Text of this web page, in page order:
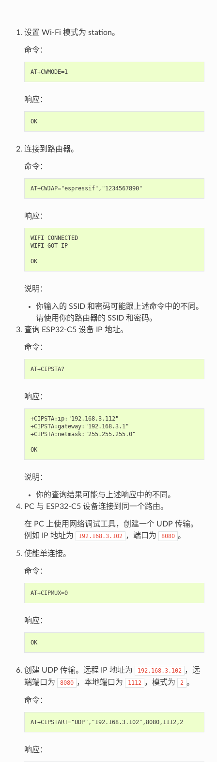
设置 Wi-Fi 模式为 station。
命令：
AT+CWMODE=1
响应：
OK
连接到路由器。
命令：
响应：
WIFI CONNECTED
WIFI GOT IP
OK
说明：
你输入的 SSID 和密码可能跟上述命令中的不同。
请使用你的路由器的 SSID 和密码。
查询 ESP32-C5 设备 IP 地址。
命令：
响应：
+CIPSTA:ip:"192.168.3.112"
+CIPSTA:gateway:"192.168.3.1"
+CIPSTA:netmask:"255.255.255.0"
OK
说明：
你的查询结果可能与上述响应中的不同。
PC 与 ESP32-C5 设备连接到同一个路由。
在 PC 上使用网络调试工具，创建一个 UDP 传输。
例如 IP 地址为
192.168.3.102 ，端口为 8080 。
使能单连接。
命令：
AT+CIPMUX=0
响应：
OK
创建 UDP 传输。远程 IP 地址为 192.168.3.102 ，远
端端口为
8080 ，本地端口为 1112 ，模式为 2 。
命令：
AT+CIPSTART="UDP","192.168.3.102",8080,1112,2
响应：